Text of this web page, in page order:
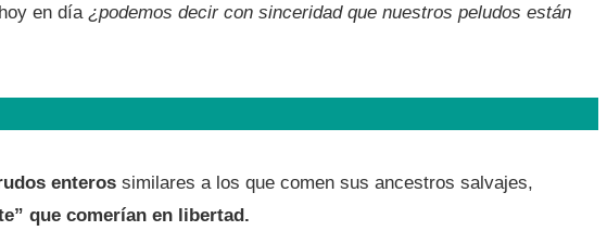
en día ¿podemos decir con sinceridad que nuestros peludos están
enteros similares a los que comen sus ancestros salvajes,
que comerían en libertad.